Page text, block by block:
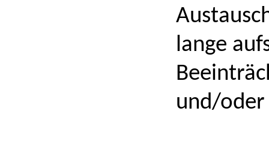
lange
und/oder